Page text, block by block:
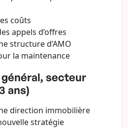
coûts
appels d’offres
structure d’AMO
la maintenance
secteur
ans)
direction immobilière
stratégie